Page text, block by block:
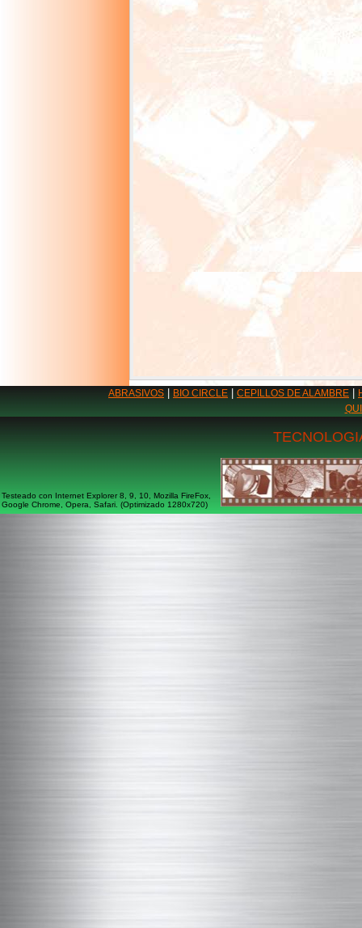
ABRASIVOS BIO CIRCLE CEPILLOS DE ALAMBRE
Testeado con Internet Explorer 8, 9, 10, Mozilla FireFox,
Google Chrome, Opera, Safari. (Optimizado 1280x720)